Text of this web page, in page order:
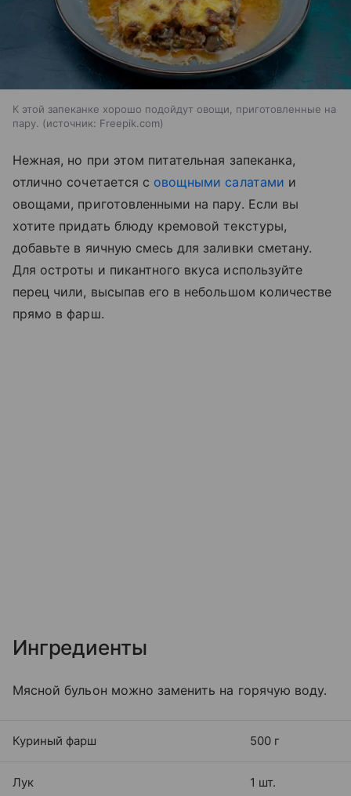
К этой запеканке хорошо подойдут овощи, приготовленные на
пару.
источник: Freepik.com
Нежная, но при этом питательная запеканка,
отлично сочетается с овощными салатами и
овощами, приготовленными на пару. Если вы
хотите придать блюду кремовой текстуры,
добавьте в яичную смесь для заливки сметану.
Для остроты и пикантного вкуса используйте
перец чили, высыпав его в небольшом количестве
прямо в фарш.
Ингредиенты
Мясной бульон можно заменить на горячую воду.
Куриный фарш 500 г
Лук 1 шт.